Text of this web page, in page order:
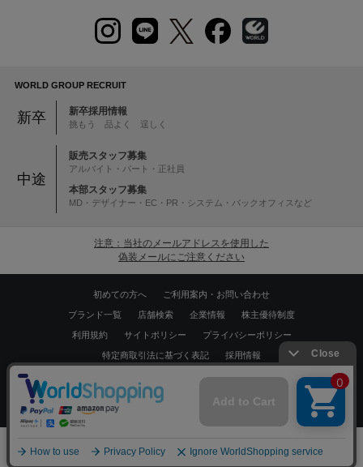
WORLD GROUP RECRUIT
新卒 新卒採用情報
挑もう 品よく 逞しく
中途
販売スタッフ募集
アルバイト・パート・正社員
本部スタッフ募集
MD・デザイナー・EC・PR・システム・バックオフィスなど
注意：当社のメールアドレスを使用した
偽装メールにご注意ください
初めての方へ ご利用案内・お問い合わせ
ブランド一覧 店舗検索 企業情報 株主優待制度
利用規約 サイトポリシー プライバシーポリシー
特定商取引法に基づく表記 採用情報
Copyrights © WORLD CO.,LTD. All rights reserved.
スマートフォン ｜PC